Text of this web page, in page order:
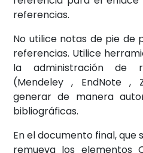
referencias.
No utilice notas de pie de
referencias. Utilice
la administración de
(Mendeley , EndNote ,
generar de manera
bibliográficas.
En el documento final, que
remueva los elementos